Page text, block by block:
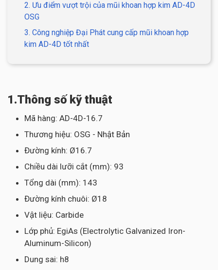
2. Ưu điểm vượt trội của mũi khoan hợp kim AD-4D
OSG
3. Công nghiệp Đại Phát cung cấp mũi khoan hợp
kim AD-4D tốt nhất
1.Thông số kỹ thuật
Mã hàng: AD-4D-16.7
Thương hiệu: OSG - Nhật Bản
Đường kính: Ø16.7
Chiều dài lưỡi cắt (mm): 93
Tổng dài (mm): 143
Đường kính chuôi: Ø18
Vật liệu: Carbide
Lớp phủ: EgiAs (Electrolytic Galvanized Iron-
Aluminum-Silicon)
Dung sai: h8